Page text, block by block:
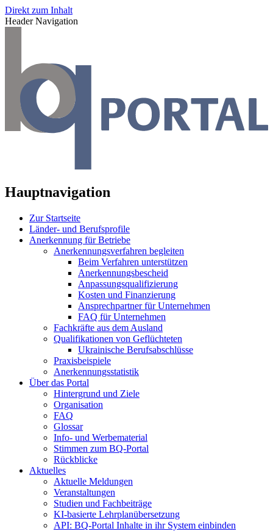
Direkt zum Inhalt
Header Navigation
Hauptnavigation
Zur Startseite
Länder- und Berufsprofile
Anerkennung für Betriebe
Anerkennungsverfahren begleiten
Beim Verfahren unterstützen
Anerkennungsbescheid
Anpassungsqualifizierung
Kosten und Finanzierung
Ansprechpartner für Unternehmen
FAQ für Unternehmen
Fachkräfte aus dem Ausland
Qualifikationen von Geflüchteten
Ukrainische Berufsabschlüsse
Praxisbeispiele
Anerkennungsstatistik
Über das Portal
Hintergrund und Ziele
Organisation
FAQ
Glossar
Info- und Werbematerial
Stimmen zum BQ-Portal
Rückblicke
Aktuelles
Aktuelle Meldungen
Veranstaltungen
Studien und Fachbeiträge
KI-basierte Lehrplanübersetzung
API: BQ-Portal Inhalte in ihr System einbinden